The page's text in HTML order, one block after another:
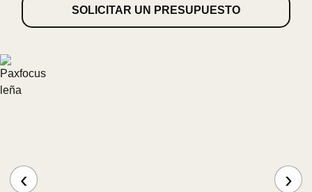
SOLICITAR UN PRESUPUESTO
‹ ›